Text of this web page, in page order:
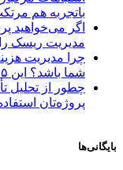
باتجربه هم
اگر می‌خواهید
مدیریت ریسک
چرا مدیریت
شما باشد؟ این ۵ دلیل را بخوانید!
چطور از تحلیل
پروژه‌تان
بایگانی‌ها